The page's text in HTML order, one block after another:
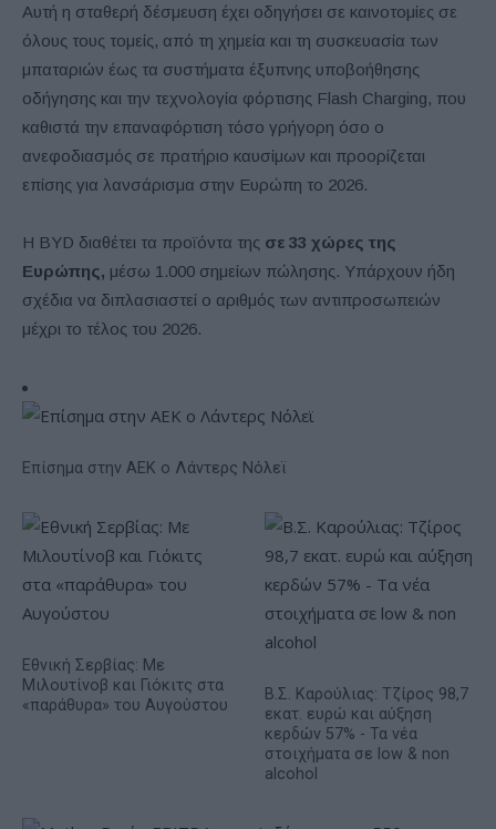
Αυτή η σταθερή δέσμευση έχει οδηγήσει σε καινοτομίες σε
όλους τους τομείς, από τη χημεία και τη συσκευασία των
μπαταριών έως τα συστήματα έξυπνης υποβοήθησης
οδήγησης και την τεχνολογία φόρτισης Flash Charging, που
καθιστά την επαναφόρτιση τόσο γρήγορη όσο ο
ανεφοδιασμός σε πρατήριο καυσίμων και προορίζεται
επίσης για λανσάρισμα στην Ευρώπη το 2026.
Η BYD διαθέτει τα προϊόντα της σε 33 χώρες της
Ευρώπης, μέσω 1.000 σημείων πώλησης. Υπάρχουν ήδη
σχέδια να διπλασιαστεί ο αριθμός των αντιπροσωπειών
μέχρι το τέλος του 2026.
Επίσημα στην ΑΕΚ ο Λάντερς Νόλεϊ
Εθνική Σερβίας: Με
Μιλουτίνοβ και Γιόκιτς στα
«παράθυρα» του Αυγούστου
Β.Σ. Καρούλιας: Τζίρος 98,7
εκατ. ευρώ και αύξηση
κερδών 57% - Τα νέα
στοιχήματα σε low & non
alcohol